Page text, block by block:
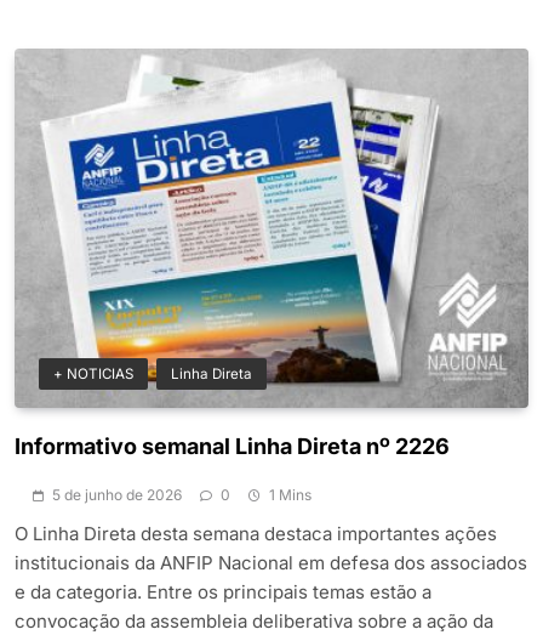
+ NOTICIAS Linha Direta
Informativo semanal Linha Direta nº 2226
5 de junho de 2026 0 1 Mins
O Linha Direta desta semana destaca importantes ações
institucionais da ANFIP Nacional em defesa dos associados
e da categoria. Entre os principais temas estão a
convocação da assembleia deliberativa sobre a ação da